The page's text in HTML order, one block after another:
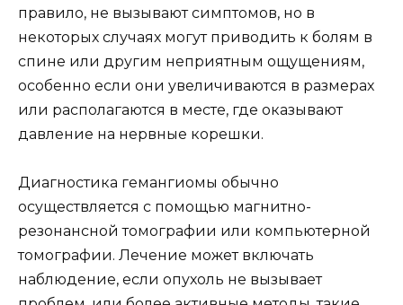
правило, не вызывают симптомов, но в
некоторых случаях могут приводить к болям в
спине или другим неприятным ощущениям,
особенно если они увеличиваются в размерах
или располагаются в месте, где оказывают
давление на нервные корешки.
Диагностика гемангиомы обычно
осуществляется с помощью магнитно-
резонансной томографии или компьютерной
томографии. Лечение может включать
наблюдение, если опухоль не вызывает